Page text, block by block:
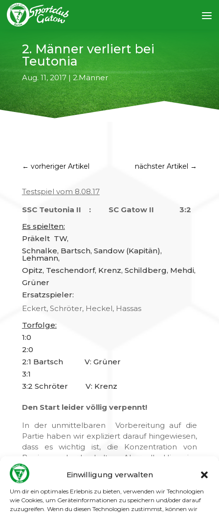
Einwilligung verwalten
Um dir ein optimales Erlebnis zu bieten, verwenden wir Technologien
wie Cookies, um Geräteinformationen zu speichern und/oder darauf
zuzugreifen. Wenn du diesen Technologien zustimmst, können wir
2. Männer verliert bei
Teutonia
Aug. 11, 2017| 2.Männer
← vorheriger Artikel nächster Artikel →
Testspiel vom 8.08.17
SSC Teutonia II : SC Gatow II 3:2
Es spielten:
Präkelt TW,
Schnalke, Bartsch, Sandow (Kapitän),
Lehmann,
Opitz, Teschendorf, Krenz, Schildberg, Mehdi,
Grüner
Ersatzspieler:
Eckert, Schröter, Heckel, Hassas
Torfolge:
1:0
2:0
2:1 Bartsch V: Grüner
3:1
3:2 Schröter V: Krenz
Den Start leider völlig verpennt!
In der unmittelbaren Vorbereitung auf die
Partie haben wir expliziert darauf hingewiesen,
dass es wichtig ist, die Konzentration von
Beginn an hochzuhalten. Aber alle Hinweise
waren null und nichtig, wenn wir nach drei
Minuten bereits 0:2 zurückliegen. Das ist dann
wohl ein klassischer Fehlstart!
Wir benötigten dann auch noch etwa 20